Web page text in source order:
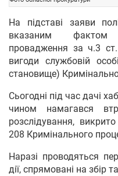
На підставі заяви
вказаним фактом
провадження за ч.3
вигоди службовій
становище)
Сьогодні під час дачі
чином намагався
розслідування,
208 Кримінального
Наразі проводяться
дії, спрямовані на збір